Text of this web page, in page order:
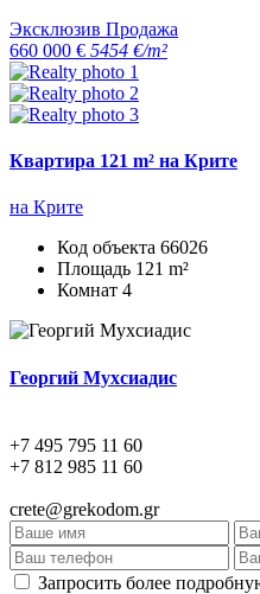
Эксклюзив Продажа
660 000 € 5454 €/m²
Квартира 121 m² на Крите
на Крите
Код объекта 66026
Площадь 121 m²
Комнат 4
Георгий Мухсиадис
+7 495 795 11 60
+7 812 985 11 60
crete@grekodom.gr
Запросить более